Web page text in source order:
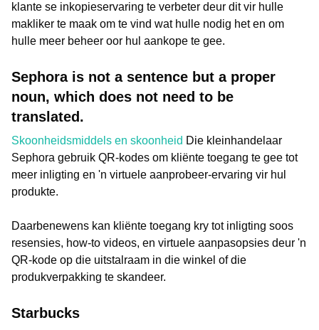
klante se inkopieservaring te verbeter deur dit vir hulle
makliker te maak om te vind wat hulle nodig het en om
hulle meer beheer oor hul aankope te gee.
Sephora is not a sentence but a proper
noun, which does not need to be
translated.
Skoonheidsmiddels en skoonheid Die kleinhandelaar
Sephora gebruik QR-kodes om kliënte toegang te gee tot
meer inligting en 'n virtuele aanprobeer-ervaring vir hul
produkte.
Daarbenewens kan kliënte toegang kry tot inligting soos
resensies, how-to videos, en virtuele aanpasopsies deur 'n
QR-kode op die uitstalraam in die winkel of die
produkverpakking te skandeer.
Starbucks